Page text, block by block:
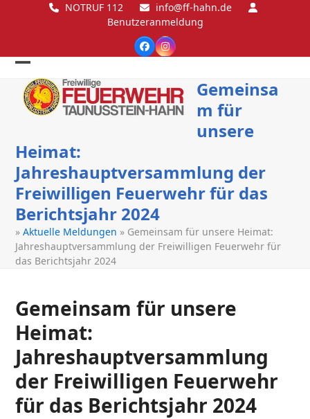
NOTRUF 112
info@ff-hahn.de
Benutzeranmeldung
FacebookInstagram
Open
mobile
Close
mobile
Gemeinsa
m für
unsere
Heimat:
Jahreshauptversammlung der
Freiwilligen Feuerwehr für das
Berichtsjahr 2024
»Aktuelle Meldungen » Gemeinsam für unsere Heimat:
Jahreshauptversammlung der Freiwilligen Feuerwehr für
das Berichtsjahr 2024
Gemeinsam für unsere
Heimat:
Jahreshauptversammlung
der Freiwilligen Feuerwehr
für das Berichtsjahr 2024